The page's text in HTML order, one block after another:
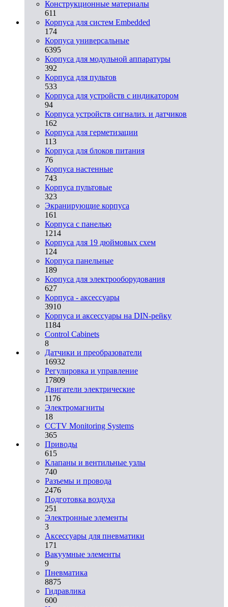
Конструкционные материалы
611
Корпуса для систем Embedded
174
Корпуса универсальные
6395
Корпуса для модульной аппаратуры
392
Корпуса для пультов
533
Корпуса для устройств с индикатором
94
Корпуса устройств сигнализ. и датчиков
162
Корпуса для герметизации
113
Корпуса для блоков питания
76
Корпуса настенные
743
Корпуса пультовые
323
Экранирующие корпуса
161
Корпуса с панелью
1214
Корпуса для 19 дюймовых схем
124
Корпуса панельные
189
Корпуса для электрооборудования
627
Корпуса - аксессуары
3910
Корпуса и аксессуары на DIN-рейку
1184
Control Cabinets
8
Датчики и преобразователи
16932
Регулировка и управление
17809
Двигатели электрические
1176
Электромагниты
18
CCTV Monitoring Systems
365
Приводы
615
Клапаны и вентильные узлы
740
Разъемы и провода
2476
Подготовка воздуха
251
Электронные элементы
3
Аксессуары для пневматики
171
Вакуумные элементы
9
Пневматика
8875
Гидравлика
600